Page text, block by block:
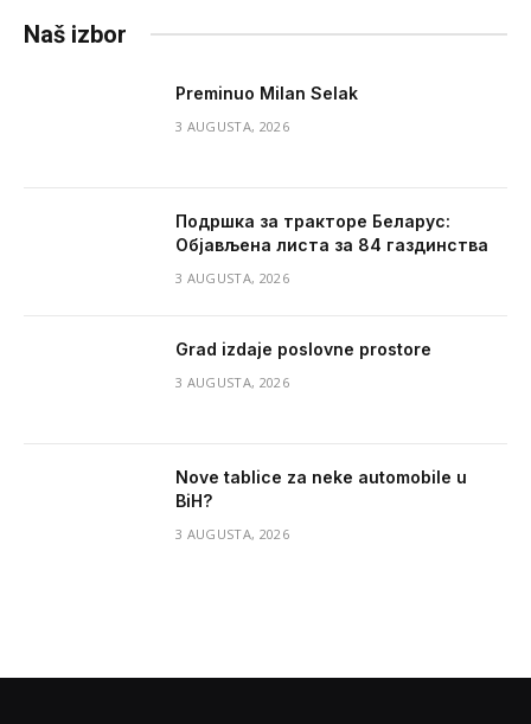
Naš izbor
Preminuo Milan Selak
3 AUGUSTA, 2026
Подршка за тракторе Беларус:
Објављена листа за 84 газдинства
3 AUGUSTA, 2026
Grad izdaje poslovne prostore
3 AUGUSTA, 2026
Nove tablice za neke automobile u
BiH?
3 AUGUSTA, 2026